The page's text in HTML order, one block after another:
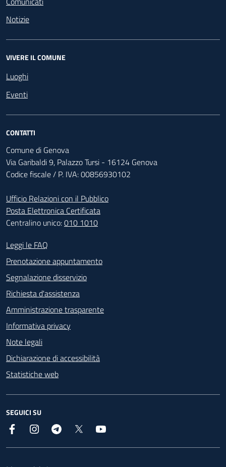
Notizie
VIVERE IL COMUNE
Luoghi
Eventi
CONTATTI
Comune di Genova
Via Garibaldi 9, Palazzo Tursi - 16124 Genova
Codice fiscale / P. IVA: 00856930102
Ufficio Relazioni con il Pubblico
Posta Elettronica Certificata
Centralino unico:010 1010
Footer - Contatti
Leggi le FAQ
Prenotazione appuntamento
Segnalazione disservizio
Richiesta d'assistenza
Amministrazione trasparente
Informativa privacy
Note legali
Dichiarazione di accessibilità
Statistiche web
SEGUICI SU
Facebook InstagramTelegram